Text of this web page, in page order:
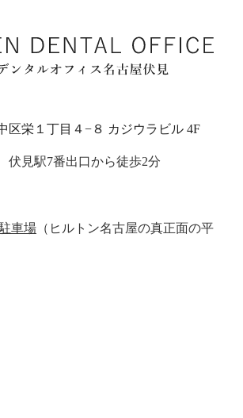
区栄１丁目４−８ カジウラビル 4F
見駅7番出口から徒歩2分
車場 （ヒルトン名古屋の真正面の平